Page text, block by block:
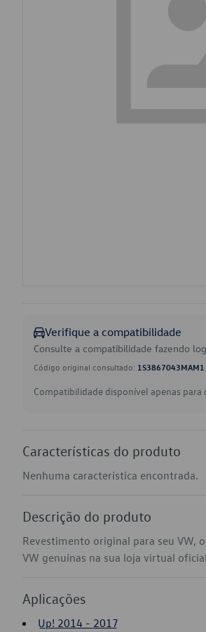
Verifique a compatibilidade
Consulte a compatibilidade fazendo
Código original consultado: 1S3867043MAM1
Compatibilidade disponível apenas para
Características do produto
Nenhuma característica encontrada.
Descrição do produto
Revestimento original para seu VW,
VW genuínas na sua loja virtual
Aplicações
Up! 2014 - 2017